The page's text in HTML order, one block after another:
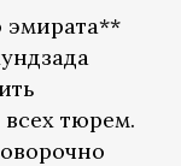
эмирата**
тюрем.